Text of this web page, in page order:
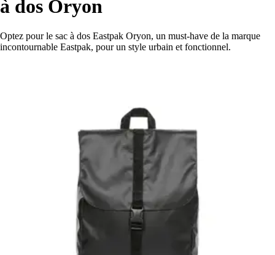
à dos Oryon
Optez pour le sac à dos Eastpak Oryon, un must-have de la marque
incontournable Eastpak, pour un style urbain et fonctionnel.